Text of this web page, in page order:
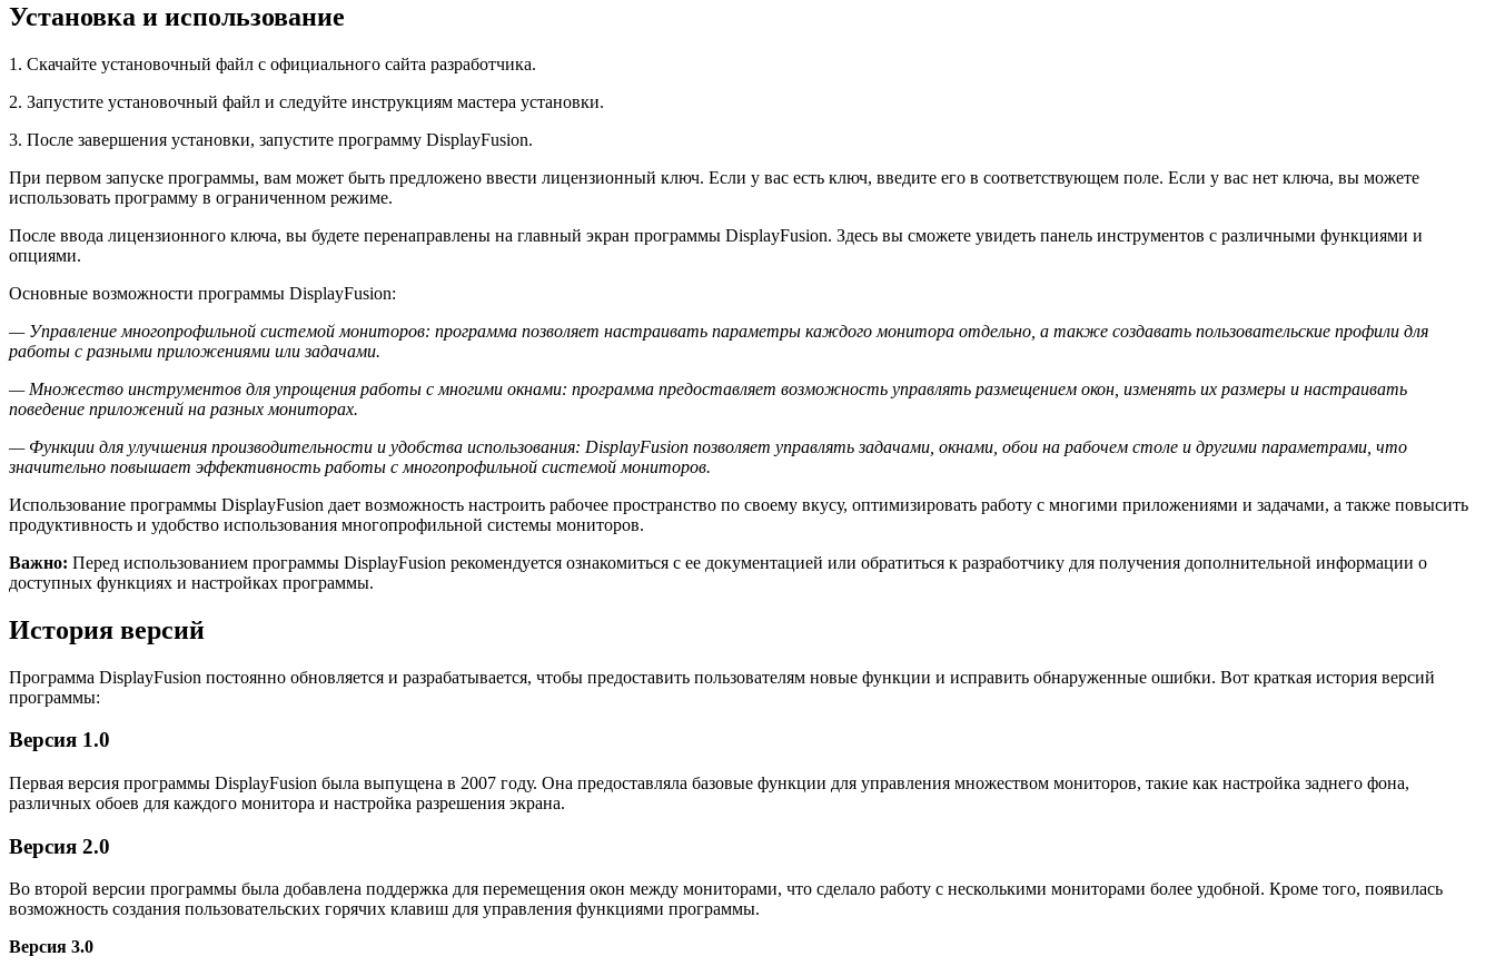
Установка и использование
1. Скачайте установочный файл с официального сайта разработчика.
2. Запустите установочный файл и следуйте инструкциям мастера установки.
3. После завершения установки, запустите программу DisplayFusion.
При первом запуске программы, вам может быть предложено ввести лицензионный ключ. Если у вас есть ключ, введите его в соответствующем поле. Если у вас нет ключа, вы можете
использовать программу в ограниченном режиме.
После ввода лицензионного ключа, вы будете перенаправлены на главный экран программы DisplayFusion. Здесь вы сможете увидеть панель инструментов с различными функциями и
опциями.
Основные возможности программы DisplayFusion:
— Управление многопрофильной системой мониторов: программа позволяет настраивать параметры каждого монитора отдельно, а также создавать пользовательские профили для
работы с разными приложениями или задачами.
— Множество инструментов для упрощения работы с многими окнами: программа предоставляет возможность управлять размещением окон, изменять их размеры и настраивать
поведение приложений на разных мониторах.
— Функции для улучшения производительности и удобства использования: DisplayFusion позволяет управлять задачами, окнами, обои на рабочем столе и другими параметрами, что
значительно повышает эффективность работы с многопрофильной системой мониторов.
Использование программы DisplayFusion дает возможность настроить рабочее пространство по своему вкусу, оптимизировать работу с многими приложениями и задачами, а также повысить
продуктивность и удобство использования многопрофильной системы мониторов.
Важно: Перед использованием программы DisplayFusion рекомендуется ознакомиться с ее документацией или обратиться к разработчику для получения дополнительной информации о
доступных функциях и настройках программы.
История версий
Программа DisplayFusion постоянно обновляется и разрабатывается, чтобы предоставить пользователям новые функции и исправить обнаруженные ошибки. Вот краткая история версий
программы:
Версия 1.0
Первая версия программы DisplayFusion была выпущена в 2007 году. Она предоставляла базовые функции для управления множеством мониторов, такие как настройка заднего фона,
различных обоев для каждого монитора и настройка разрешения экрана.
Версия 2.0
Во второй версии программы была добавлена поддержка для перемещения окон между мониторами, что сделало работу с несколькими мониторами более удобной. Кроме того, появилась
возможность создания пользовательских горячих клавиш для управления функциями программы.
Версия 3.0